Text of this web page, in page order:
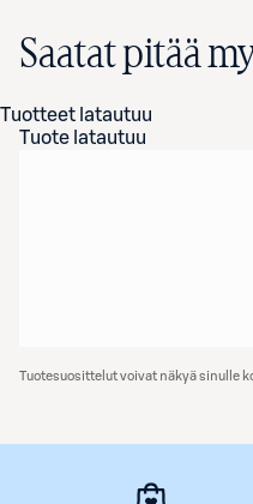
Saatat pitää
Tuotteet latautuu
Tuote latautuu
Tuotesuosittelut voivat näkyä sinulle